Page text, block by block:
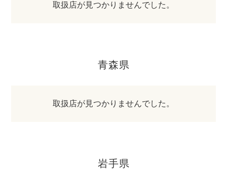
取扱店が見つかりませんでした。
青森県
取扱店が見つかりませんでした。
岩手県